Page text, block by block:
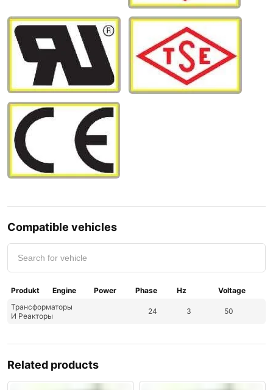
Compatible vehicles
Produkt Engine Power Phase Hz
Voltage
Трансформаторы
И Реакторы
24 3 50
Related products